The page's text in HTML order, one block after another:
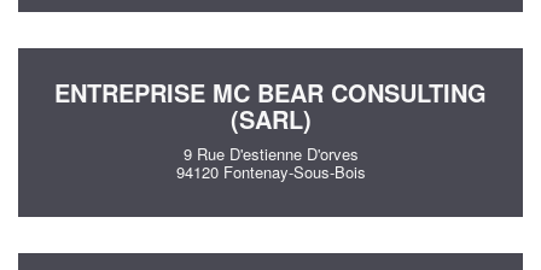
ENTREPRISE MC BEAR CONSULTING
(SARL)
9 Rue D'estienne D'orves
94120 Fontenay-Sous-Bois